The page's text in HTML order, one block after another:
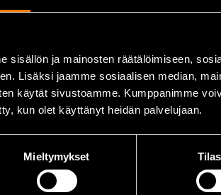
sisällön ja mainosten räätälöimiseen,
Lisäksi jaamme sosiaalisen median,
käytät sivustoamme. Kumppanimme
kun olet käyttänyt heidän palvelujaan.
Mieltymykset